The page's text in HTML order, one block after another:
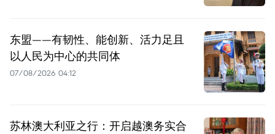
东盟——有韧性、能创新、活力足且
以人民为中心的共同体
07/08/2026 04:12
苏林澳大利亚之行：开启越澳务实合